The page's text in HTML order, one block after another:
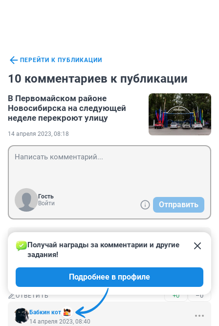
ПЕРЕЙТИ К ПУБЛИКАЦИИ
10 комментариев к публикации
В Первомайском районе
Новосибирска на следующей
неделе перекроют улицу
14 апреля 2023, 08:18
Гость
Войти
Отправить
14 апреля 2023, 09:53
Ну да, эстафета по пыльной загазованной от авто
дороге, самое то. Ещё лужи нужно обеспечить, будет
полоса препятствий.
ОТВЕТИТЬ +0 –0
Бабкин кот
Получай награды за комментарии и другие
задания!
Подробнее в профиле
14 апреля 2023, 08:40